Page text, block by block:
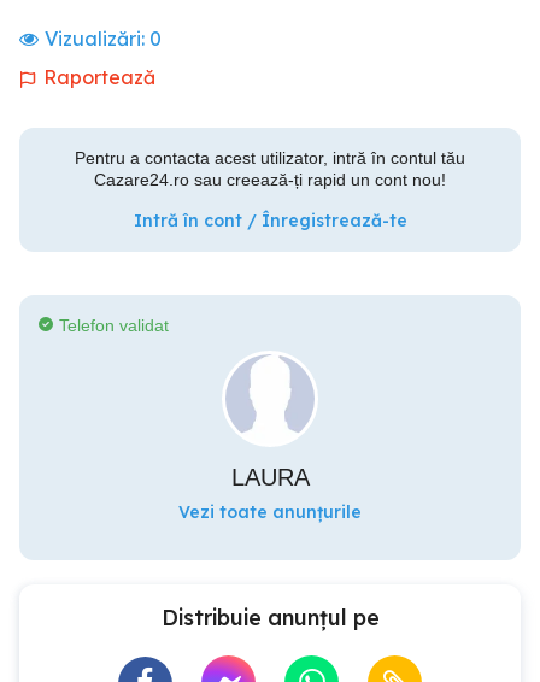
Vizualizări: 0
Raportează
Pentru a contacta acest utilizator, intră în contul tău
Cazare24.ro sau creează-ți rapid un cont nou!
Intră în cont / Înregistrează-te
Telefon validat
LAURA
Vezi toate anunțurile
Distribuie anunțul pe